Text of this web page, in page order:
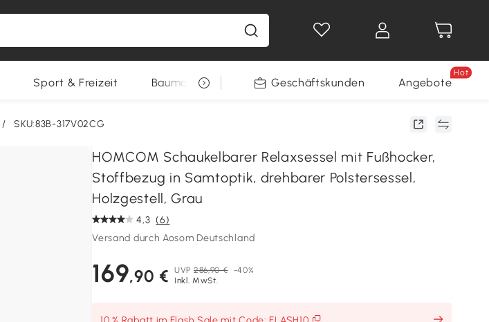
Gewinnspiele
Sport & Freizeit Baumarkt RestpostenGeschäftskunden Angebote
Hot
/ SKU:83B-317V02CG
HOMCOM Schaukelbarer Relaxsessel mit Fußhocker,
Stoffbezug in Samtoptik, drehbarer Polstersessel,
Holzgestell, Grau
4,3 (6)
Versand durch Aosom Deutschland
169,90 € UVP 286,90 €
-40%
Inkl. MwSt.